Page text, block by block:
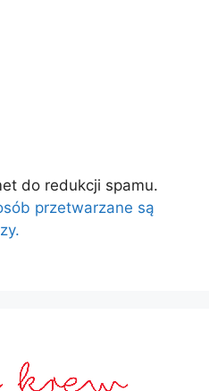
do redukcji spamu.
przetwarzane są